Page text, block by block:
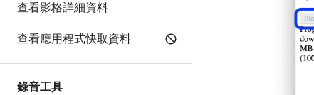
查看影格詳細資料
查看應用程式快取資料
錄音工具